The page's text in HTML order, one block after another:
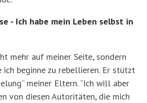
- Ich habe mein Leben selbst in
mehr auf meiner Seite, sondern
ich beginne zu rebellieren. Er stützt
meiner Eltern. “Ich will aber
von diesen Autoritäten, die mich